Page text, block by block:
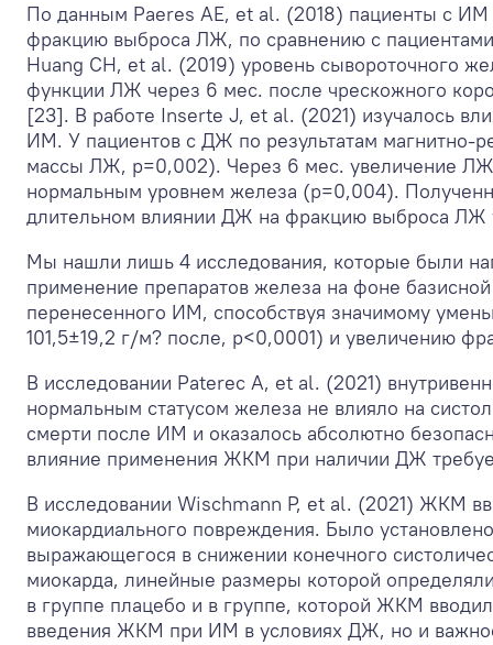
По данным Paeres AE, et al. (2018) пациенты с ИМ
фракцию выброса ЛЖ, по сравнению с
Huang CH, et al. (2019) уровень сывороточного
функции ЛЖ через 6 мес. после чрескожного
[23]. В работе Inserte J, et al. (2021) изучалось
ИМ. У пациентов с ДЖ по результатам магнитно-
массы ЛЖ, р=0,002). Через 6 мес. увеличение ЛЖ
нормальным уровнем железа (р=0,004).
длительном влиянии ДЖ на фракцию выброса ЛЖ
Мы нашли лишь 4 исследования, которые были
применение препаратов железа на фоне
перенесенного ИМ, способствуя значимому
101,5±19,2 г/м? после, р<0,0001) и увеличению
В исследовании Paterec А, et al. (2021)
нормальным статусом железа не влияло на
смерти после ИМ и оказалось абсолютно
влияние применения ЖКМ при наличии ДЖ
В исследовании Wischmann P, et al. (2021) ЖКМ
миокардиального повреждения. Было
выражающегося в снижении конечного
миокарда, линейные размеры которой
в группе плацебо и в группе, которой ЖКМ
введения ЖКМ при ИМ в условиях ДЖ, но и